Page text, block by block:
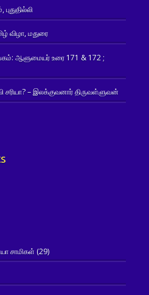
விழா, மதுரை
ஆளுமையர் உரை 171 & 172 ;
சரியா? – இலக்குவனார் திருவள்ளுவன்
சாமிகள் (29)